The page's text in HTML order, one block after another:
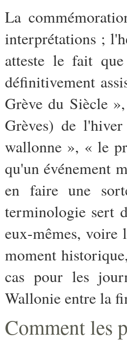
La
interprétations ;
atteste le fait
définitivement
Grève du Siècle
Grèves) de
wallonne », « le
qu'un événement
en faire une
terminologie sert
eux-mêmes, voire
moment
cas pour les
Wallonie entre la
Comment les